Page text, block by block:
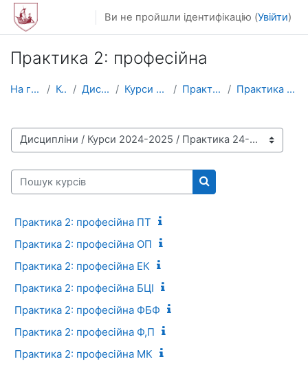
Перейти до головного вмісту
Ви не пройшли ідентифікацію (Увійти)
Практика 2: професійна
На головну Курси Дисципліни Курси 2024-2025 Практика 24-25 Практика 2: професійна
Категорії курсів
Пошук курсів
Пошук курсів
Практика 2: професійна ПТ
Практика 2: професійна ОП
Практика 2: професійна ЕК
Практика 2: професійна БЦІ
Практика 2: професійна ФБФ
Практика 2: професійна Ф,П
Практика 2: професійна МК